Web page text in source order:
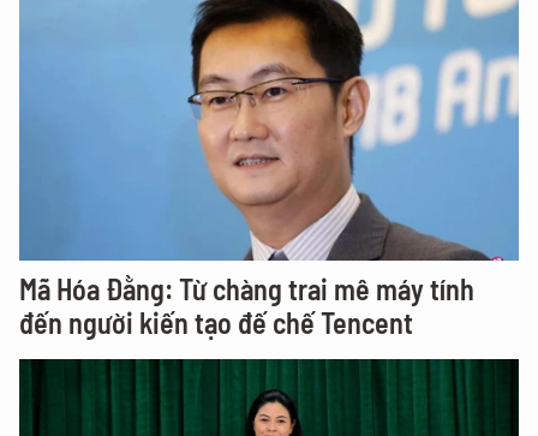
Mã Hóa Đằng: Từ chàng trai mê máy tính
đến người kiến tạo đế chế Tencent